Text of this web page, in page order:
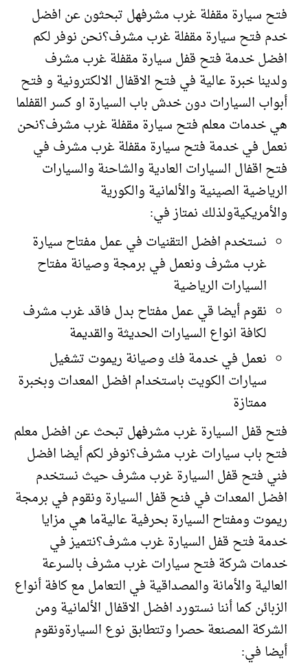
فتح سيارة مقفلة غرب مشرفهل تبحثون عن افضل
خدم فتح سيارة مقفلة غرب مشرف؟نحن نوفر لكم
افضل خدمة فتح قفل سيارة مقفلة غرب مشرف
ولدينا خبرة عالية في فتح الاقفال الالكترونية و فتح
أبواب السيارات دون خدش باب السيارة او كسر القفلما
هي خدمات معلم فتح سيارة مقفلة غرب مشرف؟نحن
نعمل في خدمة فتح سيارة مقفلة غرب مشرف في
فتح اقفال السيارات العادية والشاحنة والسيارات
الرياضية الصينية والألمانية والكورية
والأمريكيةولذلك نمتاز في:
نستخدم افضل التقنيات في عمل مفتاح سيارة
غرب مشرف ونعمل في برمجة وصيانة مفتاح
السيارات الرياضية
نقوم أيضا قي عمل مفتاح بدل فاقد غرب مشرف
لكافة انواع السيارات الحديثة والقديمة
نعمل في خدمة فك وصيانة ريموت تشغيل
سيارات الكويت باستخدام افضل المعدات وبخبرة
ممتازة
فتح قفل السيارة غرب مشرفهل تبحث عن افضل معلم
فتح باب سيارات غرب مشرف؟نوفر لكم أيضا افضل
فني فتح قفل السيارة غرب مشرف حيث نستخدم
افضل المعدات في فنح قفل السيارة ونقوم في برمجة
ريموت ومفتاح السيارة بحرفية عاليةما هي مزايا
خدمة فتح قفل السيارة غرب مشرف؟نتميز في
خدمات شركة فتح سيارات غرب مشرف بالسرعة
العالية والأمانة والمصداقية في التعامل مع كافة أنواع
الزبائن كما أننا نستورد افضل الاقفال الألمانية ومن
الشركة المصنعة حصرا وتتطابق نوع السيارةونقوم
أيضا في: